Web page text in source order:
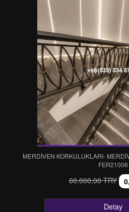
MERDİVEN KORKULUKLARI-
FER21006
60.000,00 TRY
Detay